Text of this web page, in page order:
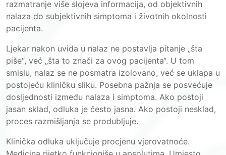
razmatranje više slojeva informacija, od objektivnih
nalaza do subjektivnih simptoma i životnih okolnosti
pacijenta.
Ljekar nakon uvida u nalaz ne postavlja pitanje „šta
piše“, već „šta to znači za ovog pacijenta“. U tom
smislu, nalaz se ne posmatra izolovano, već se uklapa u
postojeću kliničku sliku. Posebna pažnja se posvećuje
dosljednosti između nalaza i simptoma. Ako postoji
jasan sklad, odluka je često jasna. Ako postoji nesklad,
proces razmišljanja se produbljuje.
Klinička odluka uključuje procjenu vjerovatnoće.